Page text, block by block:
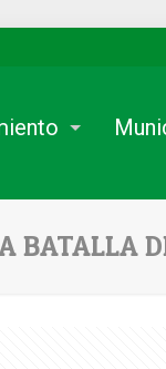
BATALLA